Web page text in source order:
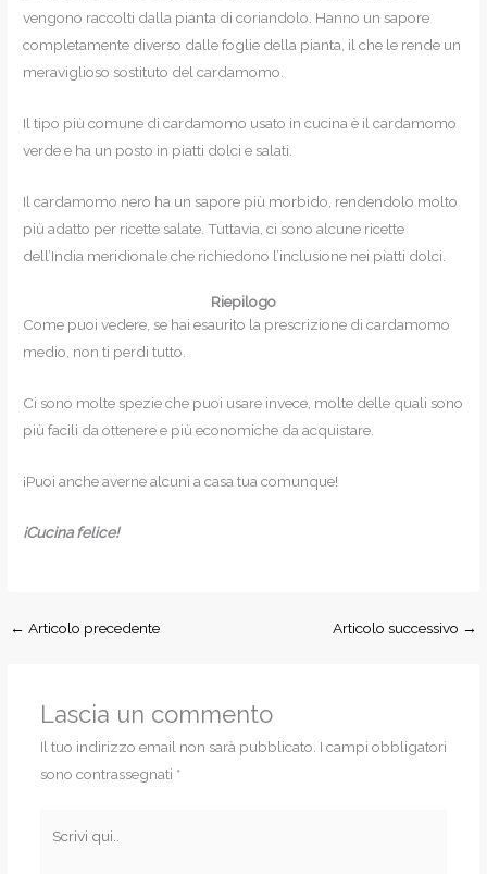
vengono raccolti dalla pianta di coriandolo. Hanno un sapore
completamente diverso dalle foglie della pianta, il che le rende un
meraviglioso sostituto del cardamomo.
Il tipo più comune di cardamomo usato in cucina è il cardamomo
verde e ha un posto in piatti dolci e salati.
Il cardamomo nero ha un sapore più morbido, rendendolo molto
più adatto per ricette salate. Tuttavia, ci sono alcune ricette
dell’India meridionale che richiedono l’inclusione nei piatti dolci.
Riepilogo
Come puoi vedere, se hai esaurito la prescrizione di cardamomo
medio, non ti perdi tutto.
Ci sono molte spezie che puoi usare invece, molte delle quali sono
più facili da ottenere e più economiche da acquistare.
¡Puoi anche averne alcuni a casa tua comunque!
¡Cucina felice!
← Articolo precedente Articolo successivo →
Lascia un commento
Il tuo indirizzo email non sarà pubblicato. I campi obbligatori
sono contrassegnati *